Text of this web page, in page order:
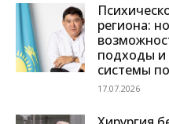
региона:
подходы и
системы
17.07.2026